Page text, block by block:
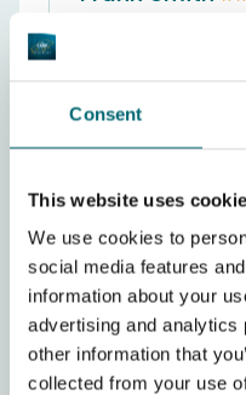
Consent
This website uses
We use cookies to
social media features
information about your
advertising and
other information that
collected from your use
The Carp Specialist
Betaalwater
Faciliteiten
Toon volledige
Schrijf een review